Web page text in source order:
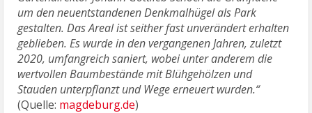
um den neuentstandenen Denkmalhügel als Park
gestalten. Das Areal ist seither fast unverändert erhalten
geblieben. Es wurde in den vergangenen Jahren, zuletzt
2020, umfangreich saniert, wobei unter anderem die
wertvollen Baumbestände mit Blühgehölzen und
Stauden unterpflanzt und Wege erneuert wurden.“
(Quelle: magdeburg.de)